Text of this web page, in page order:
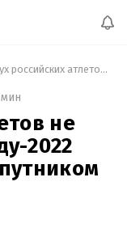
Двух российских атлетов не пустили на Олимпиаду-2022 из-за вакцинации "Спутником V"
не
2022